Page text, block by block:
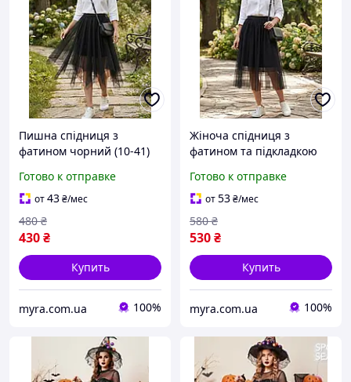
Пишна спідниця з
фатином чорний (10-41)
Готово к отправке
от43₴/мес
430₴
480 ₴
Купить
myra.com.ua 100%
Жіноча спідниця з
фатином та підкладкою
Готово к отправке
от53₴/мес
530₴
580 ₴
Купить
myra.com.ua 100%